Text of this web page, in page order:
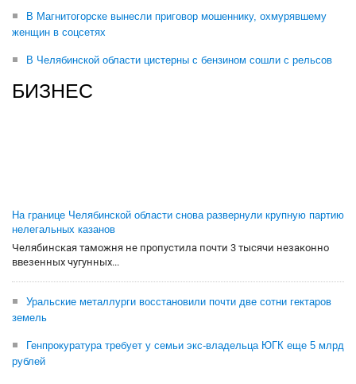
В Магнитогорске вынесли приговор мошеннику, охмурявшему
женщин в соцсетях
В Челябинской области цистерны с бензином сошли с рельсов
БИЗНЕС
На границе Челябинской области снова развернули крупную партию
нелегальных казанов
Челябинская таможня не пропустила почти 3 тысячи незаконно
ввезенных чугунных...
Уральские металлурги восстановили почти две сотни гектаров
земель
Генпрокуратура требует у семьи экс-владельца ЮГК еще 5 млрд
рублей